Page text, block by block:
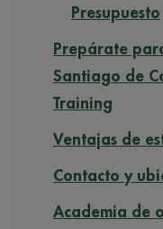
Presupuesto
Prepárate
Santiago de
Training
Ventajas de
Contacto y
Academia de